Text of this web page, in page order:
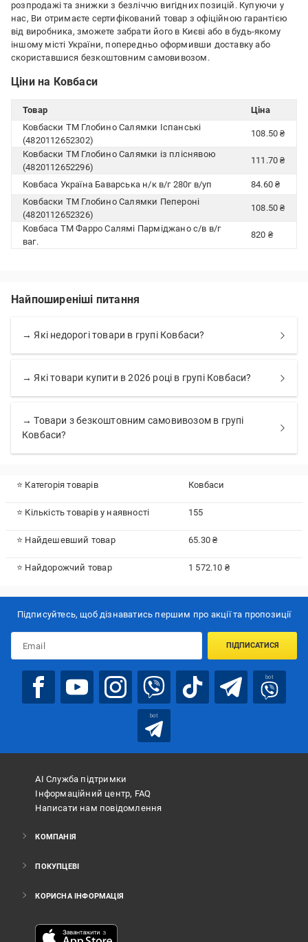
розпродажі та знижки з безліччю вигідних позицій. Купуючи у
нас, Ви отримаєте сертифікований товар з офіційною гарантією
від виробника, зможете забрати його в Києві або в будь-якому
іншому місті України, попередньо оформивши доставку або
скориставшися безкоштовним самовивозом.
Ціни на Ковбаси
Товар
Ціна
Ковбаски ТМ Глобино Салямки Іспанські
(4820112652302)
108.50 ₴
Ковбаски ТМ Глобино Салямки із пліснявою
(4820112652296)
111.70 ₴
Ковбаса Україна Баварська н/к в/г 280г в/уп
84.60 ₴
Ковбаски ТМ Глобино Салямки Пепероні
(4820112652326)
108.50 ₴
Ковбаса ТМ Фарро Салямі Парміджано с/в в/г
ваг.
820 ₴
Найпоширеніші питання
→ Які недорогі товари в групі Ковбаси?
→ Які товари купити в 2026 році в групі Ковбаси?
→ Товари з безкоштовним самовивозом в групі
Ковбаси?
⭐ Категорія товарів Ковбаси
⭐ Кількість товарів у наявності 155
⭐ Найдешевший товар 65.30 ₴
⭐ Найдорожчий товар 1 572.10 ₴
Підписуйтесь, щоб дізнаватись першим про акції та пропозиції
ПІДПИСАТИСЯ
bot
bot
АІ Служба підтримки
Інформаційний центр, FAQ
Написати нам повідомлення
КОМПАНІЯ
ПОКУПЦЕВІ
КОРИСНА ІНФОРМАЦІЯ